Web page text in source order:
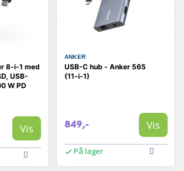
8-i-1 med
USB-
W PD
Vis
ANKER
USB-C hub - Anker 565
(11‑i‑1)
849,- Vis
På lager